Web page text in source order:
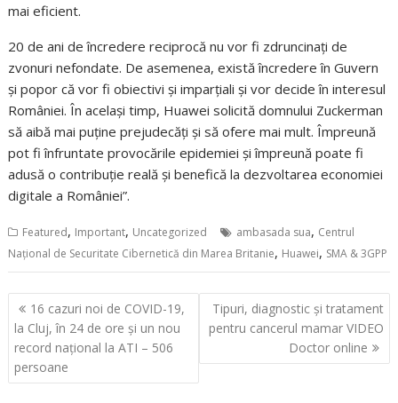
mai eficient.
20 de ani de încredere reciprocă nu vor fi zdruncinați de
zvonuri nefondate. De asemenea, există încredere în Guvern
și popor că vor fi obiectivi și imparțiali și vor decide în interesul
României. În același timp, Huawei solicită domnului Zuckerman
să aibă mai puține prejudecăți și să ofere mai mult. Împreună
pot fi înfruntate provocările epidemiei și împreună poate fi
adusă o contribuție reală și benefică la dezvoltarea economiei
digitale a României”.
Featured, Important, Uncategorized ambasada sua, Centrul
Național de Securitate Cibernetică din Marea Britanie, Huawei, SMA & 3GPP
Navigare
în
articole
16 cazuri noi de COVID-19,
la Cluj, în 24 de ore și un nou
record național la ATI – 506
persoane
Tipuri, diagnostic și tratament
pentru cancerul mamar VIDEO
Doctor online